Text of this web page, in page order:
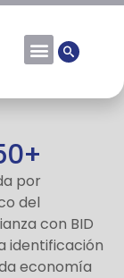
por
del
con BID
identificación
economía